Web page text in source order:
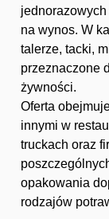
na wynos. W
talerze, tacki,
przeznaczone
żywności.
Oferta
innymi w
truckach oraz
opakowania
rodzajów